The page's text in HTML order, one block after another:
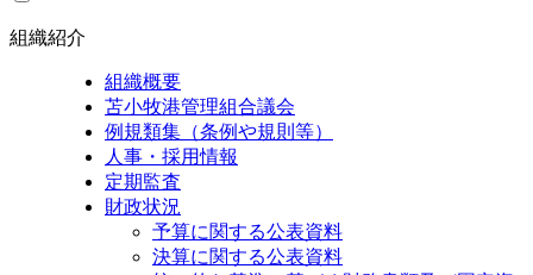
組織紹介
組織概要
苫小牧港管理組合議会
例規類集（条例や規則等）
人事・採用情報
定期監査
財政状況
予算に関する公表資料
決算に関する公表資料